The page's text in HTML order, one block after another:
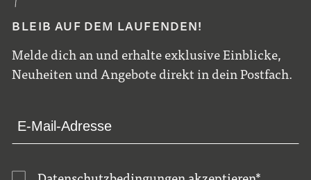
BLEIB AUF DEM LAUFENDEN!
Melde dich an und erhalte exklusive Einblicke,
Neuheiten und Angebote direkt in dein Postfach.